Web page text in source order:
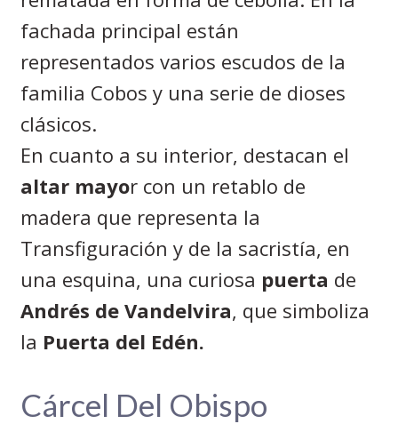
fachada principal están
representados varios escudos de la
familia Cobos y una serie de dioses
clásicos.
En cuanto a su interior, destacan el
altar mayor con un retablo de
madera que representa la
Transfiguración y de la sacristía, en
una esquina, una curiosa puerta de
Andrés de Vandelvira, que simboliza
la Puerta del Edén.
Cárcel Del Obispo